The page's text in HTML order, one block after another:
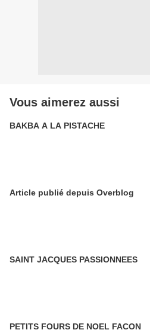
Vous aimerez aussi
BAKBA A LA PISTACHE
Article publié depuis Overblog
SAINT JACQUES PASSIONNEES
PETITS FOURS DE NOEL FACON